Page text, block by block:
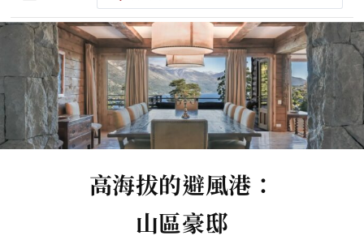
高海拔的避風港：
山區豪邸